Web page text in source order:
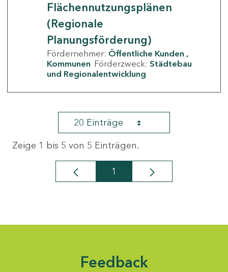
Flächennutzungsplänen
(Regionale
Planungsförderung)
Fördernehmer: Öffentliche Kunden
Kommunen Förderzweck: Städtebau
und Regionalentwicklung
20 Einträge
Zeige 1 bis 5 von 5 Einträgen.
Seite
1
Feedback